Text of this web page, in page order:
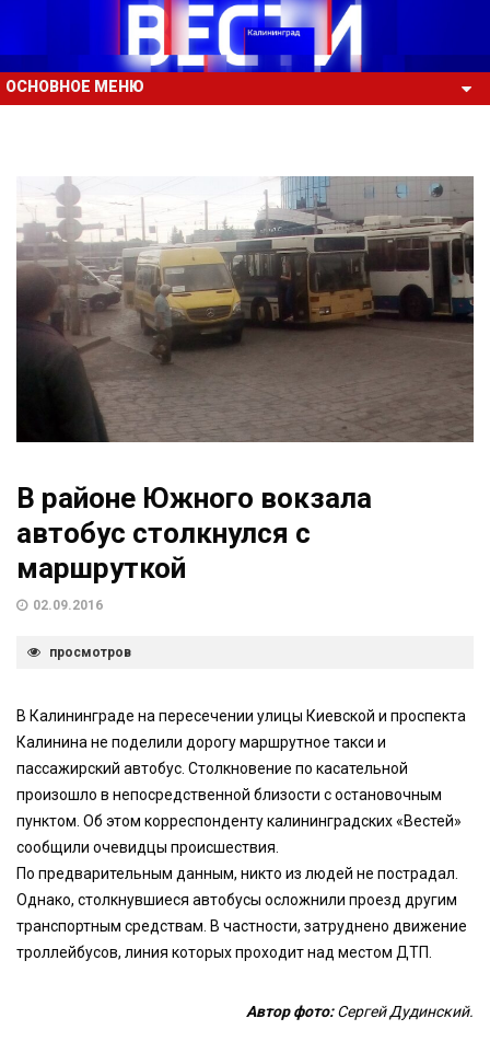
ОСНОВНОЕ МЕНЮ
В районе Южного вокзала
автобус столкнулся с
маршруткой
02.09.2016
просмотров
В Калининграде на пересечении улицы Киевской и проспекта
Калинина не поделили дорогу маршрутное такси и
пассажирский автобус. Столкновение по касательной
произошло в непосредственной близости с остановочным
пунктом. Об этом корреспонденту калининградских «Вестей»
сообщили очевидцы происшествия.
По предварительным данным, никто из людей не пострадал.
Однако, столкнувшиеся автобусы осложнили проезд другим
транспортным средствам. В частности, затруднено движение
троллейбусов, линия которых проходит над местом ДТП.
Автор фото:Сергей Дудинский.